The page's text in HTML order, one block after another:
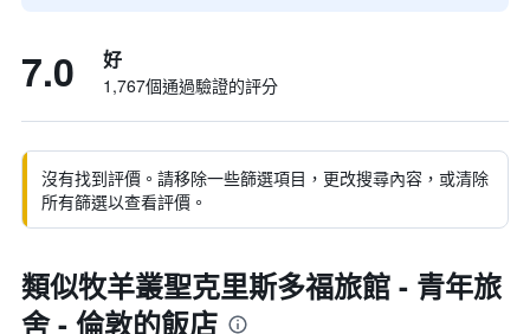
7.0 好
1,767個通過驗證的評分
沒有找到評價。請移除一些篩選項目，更改搜尋內容，或清除
所有篩選以查看評價。
類似牧羊叢聖克里斯多福旅館 - 青年旅
舍 - 倫敦的飯店